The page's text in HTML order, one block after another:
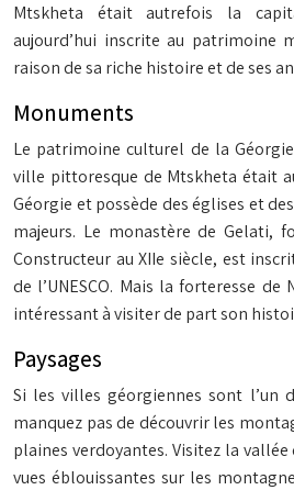
Mtskheta était autrefois la
aujourd’hui inscrite au patrimoine
raison de sa riche histoire et de ses
Monuments
Le patrimoine culturel de la
ville pittoresque de Mtskheta était
Géorgie et possède des églises et
majeurs. Le monastère de Gelati,
Constructeur au XIIe siècle, est
de l’UNESCO. Mais la forteresse
intéressant à visiter de part son
Paysages
Si les villes géorgiennes sont l’un
manquez pas de découvrir les
plaines verdoyantes. Visitez la
vues éblouissantes sur les